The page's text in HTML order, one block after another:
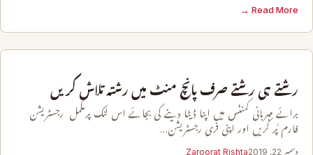
Read More →
رشتے ہی رشتے صرف پانچ منٹ میں رشتہ تلاش کریں
برائے مہربانی کمنٹس میں اپنا ڈیٹا دینے کی بجائے اس لنک پرمکمل رجسٹریشن
فارم پُر کریں اور اپنی فری رجسٹریشن…
دسمبر 22, 2019 Zaroorat Rishta